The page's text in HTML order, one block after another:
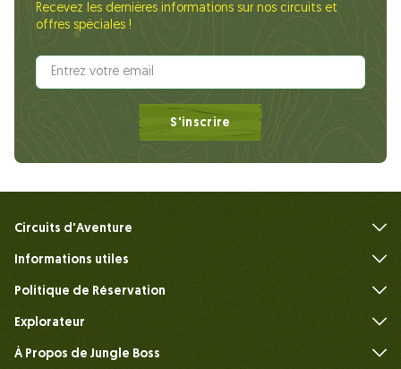
Recevez les dernières informations sur nos circuits et
offres spéciales !
S'inscrire
Circuits d'Aventure
Informations utiles
Politique de Réservation
Explorateur
À Propos de Jungle Boss